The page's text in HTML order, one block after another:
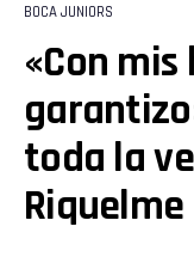
BOCA JUNIORS
«Con
toda la
Riquelme